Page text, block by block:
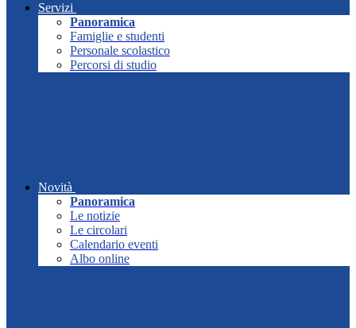
Servizi
Panoramica
Famiglie e studenti
Personale scolastico
Percorsi di studio
Novità
Panoramica
Le notizie
Le circolari
Calendario eventi
Albo online